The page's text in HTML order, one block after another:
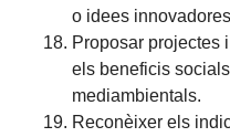
o idees
Proposar projectes
els beneficis
mediambientals.
Reconèixer els